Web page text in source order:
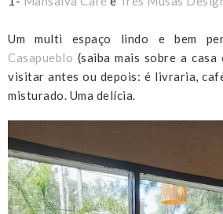
Um multi espaço lindo e bem
Casapueblo (saiba mais sobre a
visitar antes ou depois: é livraria,
misturado. Uma delícia.